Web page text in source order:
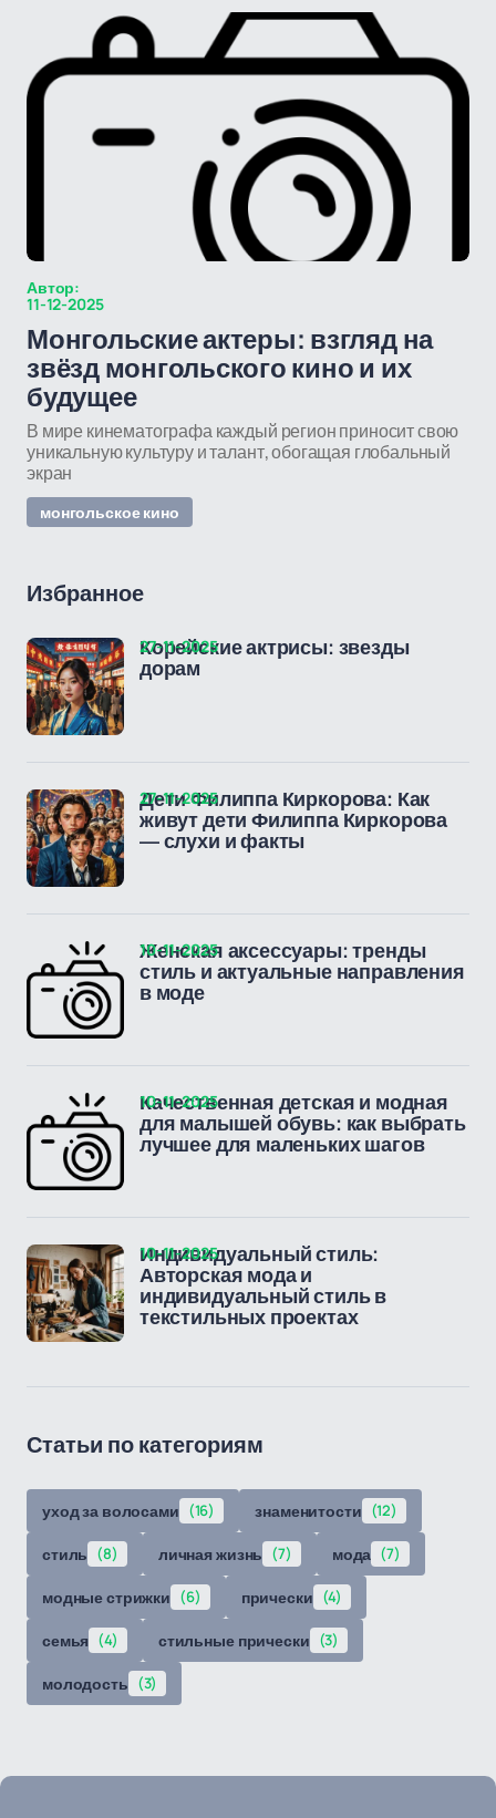
Автор:
11-12-2025
Монгольские актеры: взгляд на
звёзд монгольского кино и их
будущее
В мире кинематографа каждый регион приносит свою
уникальную культуру и талант, обогащая глобальный
экран
монгольское кино
Избранное
Корейские актрисы: звезды
дорам
27-11-2025
Дети Филиппа Киркорова: Как
живут дети Филиппа Киркорова
— слухи и факты
27-11-2025
Женская аксессуары: тренды
стиль и актуальные направления
в моде
10-11-2025
Качественная детская и модная
для малышей обувь: как выбрать
лучшее для маленьких шагов
10-11-2025
Индивидуальный стиль:
Авторская мода и
индивидуальный стиль в
текстильных проектах
10-11-2025
Статьи по категориям
уход за волосами (16) знаменитости (12)
стиль (8) личная жизнь (7) мода (7)
модные стрижки (6) прически (4)
семья (4) стильные прически (3)
молодость (3)